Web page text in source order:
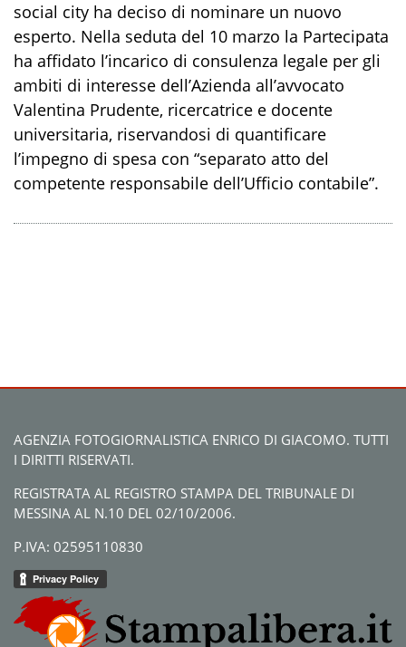
social city ha deciso di nominare un nuovo
esperto. Nella seduta del 10 marzo la Partecipata
ha affidato l’incarico di consulenza legale per gli
ambiti di interesse dell’Azienda all’avvocato
Valentina Prudente, ricercatrice e docente
universitaria, riservandosi di quantificare
l’impegno di spesa con “separato atto del
competente responsabile dell’Ufficio contabile”.
AGENZIA FOTOGIORNALISTICA ENRICO DI GIACOMO. TUTTI
I DIRITTI RISERVATI.
REGISTRATA AL REGISTRO STAMPA DEL TRIBUNALE DI
MESSINA AL N.10 DEL 02/10/2006.
P.IVA: 02595110830